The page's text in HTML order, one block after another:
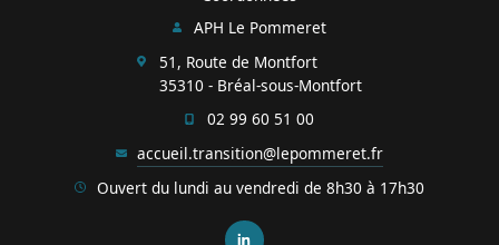
APH Le Pommeret
51, Route de Montfort
35310 - Bréal-sous-Montfort
02 99 60 51 00
accueil.transition@lepommeret.fr
Ouvert du lundi au vendredi de 8h30 à 17h30